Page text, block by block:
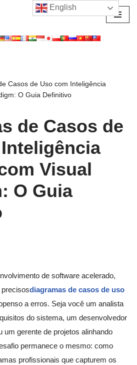
Casos de Uso com Inteligência
O Guia Definitivo
de Casos de
Visual
O Guia
de software acelerado,
diagramas de casos de uso
a erros. Seja você um analista
do sistema, um desenvolvedor
um gerente de projetos alinhando
permanece o mesmo: como
profissionais que capturem os
English